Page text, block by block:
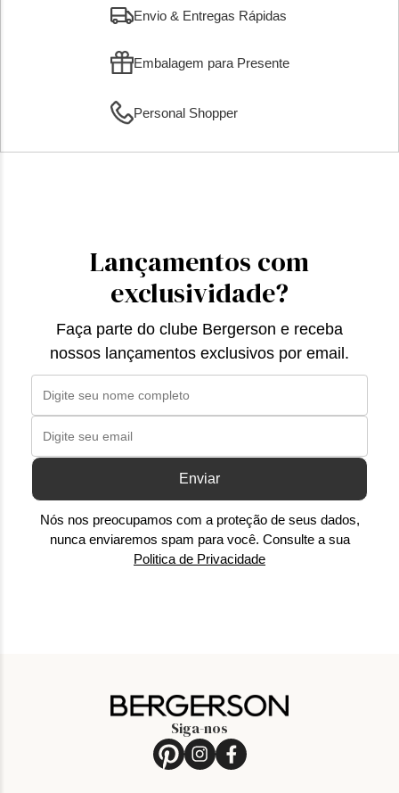
Envio & Entregas Rápidas
Embalagem para Presente
Personal Shopper
Lançamentos com
exclusividade?
Faça parte do clube Bergerson e receba
nossos lançamentos exclusivos por email.
Enviar
Nós nos preocupamos com a proteção de seus dados,
nunca enviaremos spam para você. Consulte a sua
Politica de Privacidade
Siga-nos